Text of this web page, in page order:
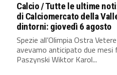
Calcio / Tutte le ultime
di Calciomercato della
dintorni: giovedì 6 agosto
Spezie all’Olimpia Ostra
avevamo anticipato due mesi
Paszynski Wiktor Karol...